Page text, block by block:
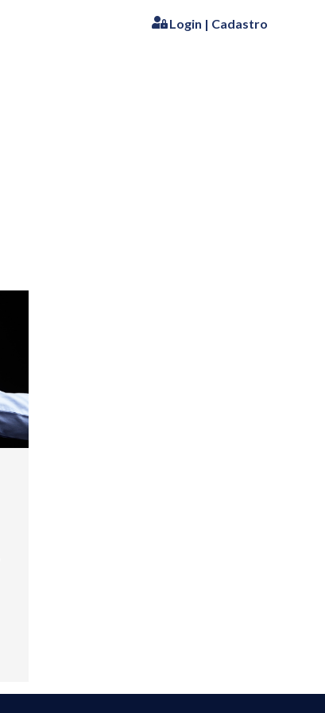
Login | Cadastro